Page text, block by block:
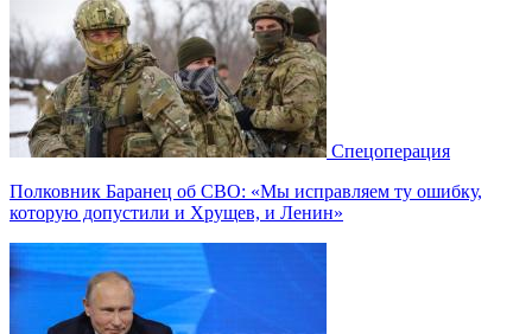
Спецоперация
Полковник Баранец об СВО: «Мы исправляем ту ошибку,
которую допустили и Хрущев, и Ленин»